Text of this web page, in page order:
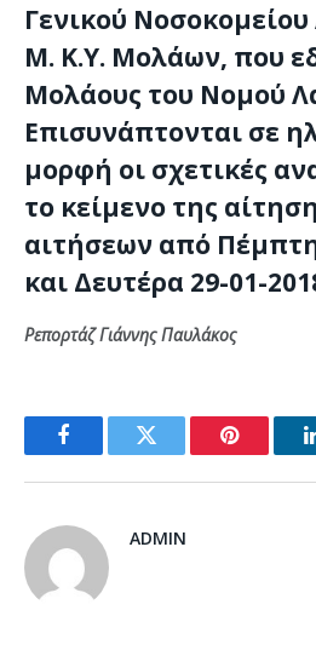
Γενικού
Μ. Κ.Υ. Μολάων, που
Μολάους του Νομού
Επισυνάπτονται σε
μορφή οι σχετικές
το κείμενο της
αιτήσεων από
και Δευτέρα 29-01-
Ρεπορτάζ Γιάννης Παυλάκος
FacebookTwitter Pinterest
ADMIN